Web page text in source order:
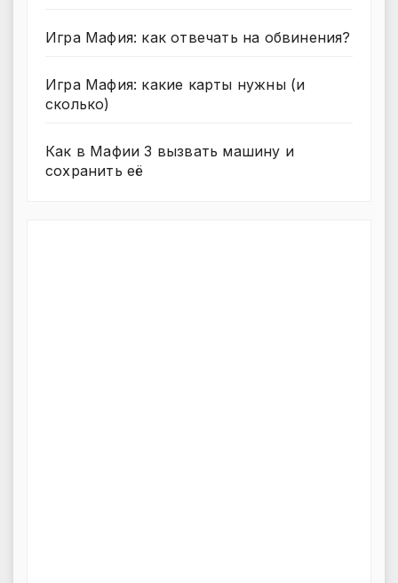
Игра Мафия: как отвечать на обвинения?
Игра Мафия: какие карты нужны (и
сколько)
Как в Мафии 3 вызвать машину и
сохранить её